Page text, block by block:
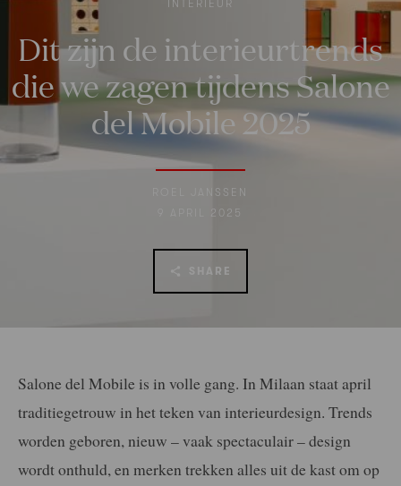
INTERIEUR
Dit zijn de interieurtrends
die we zagen tijdens Salone
del Mobile 2025
ROEL JANSSEN
9 APRIL 2025
SHARE
Salone del Mobile is in volle gang. In Milaan staat april
traditiegetrouw in het teken van interieurdesign. Trends
worden geboren, nieuw – vaak spectaculair – design
wordt onthuld, en merken trekken alles uit de kast om op